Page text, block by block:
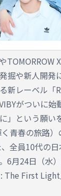
X
掘や新人開発
新レーベル「
がついに始
」という願い
青春の旅路）
全員10代の
6月24日（水
The First